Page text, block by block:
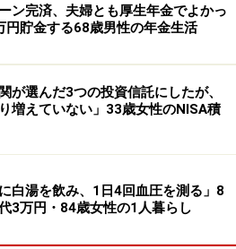
、今後の学費と老後資金は死活
貯められるか、年金だけでは足
ている」と話しています。
ストアの100円食パン」
ローンと貯蓄に充てる予定」と
ローンのボーナス払い6万円。
通預金に25万円」と語っていま
ーン完済、夫婦とも厚生年金でよかっ
円貯金する68歳男性の年金生活
が選んだ3つの投資信託にしたが、
増えていない」33歳女性のNISA積
に白湯を飲み、1日4回血圧を測る」8
3万円・84歳女性の1人暮らし